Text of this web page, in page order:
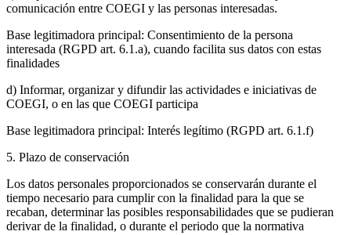
comunicación entre COEGI y las personas interesadas.
Base legitimadora principal: Consentimiento de la persona
interesada (RGPD art. 6.1.a), cuando facilita sus datos con estas
finalidades
d) Informar, organizar y difundir las actividades e iniciativas de
COEGI, o en las que COEGI participa
Base legitimadora principal: Interés legítimo (RGPD art. 6.1.f)
5. Plazo de conservación
Los datos personales proporcionados se conservarán durante el
tiempo necesario para cumplir con la finalidad para la que se
recaban, determinar las posibles responsabilidades que se pudieran
derivar de la finalidad, o durante el periodo que la normativa